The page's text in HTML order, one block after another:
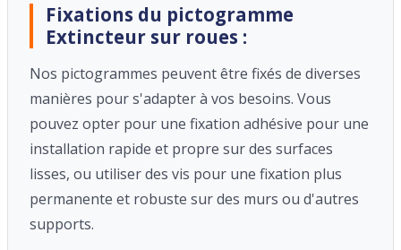
Fixations du pictogramme
Extincteur sur roues :
Nos pictogrammes peuvent être fixés de diverses
manières pour s'adapter à vos besoins. Vous
pouvez opter pour une fixation adhésive pour une
installation rapide et propre sur des surfaces
lisses, ou utiliser des vis pour une fixation plus
permanente et robuste sur des murs ou d'autres
supports.